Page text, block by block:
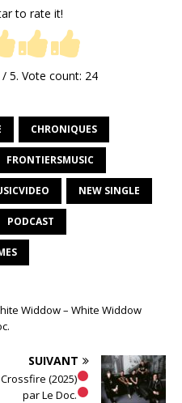
to rate it!
/ 5. Vote count: 24
CHRONIQUES
FRONTIERSMUSIC
NEW SINGLE
PODCAST
Widdow – White Widdow
SUIVANT
(2025)
par Le Doc.